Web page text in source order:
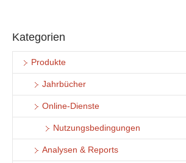
Kategorien
Produkte
Jahrbücher
Online-Dienste
Nutzungsbedingungen
Analysen & Reports